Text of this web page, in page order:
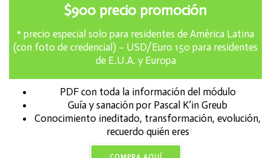
$900 precio promoción
* precio especial solo para residentes de América Latina
(con foto de credencial) – USD/Euro 150 para residentes
de E.U.A. y Europa
PDF con toda la información del módulo
Guía y sanación por Pascal K’in Greub
Conocimiento ineditado, transformación, evolución,
recuerdo quién eres